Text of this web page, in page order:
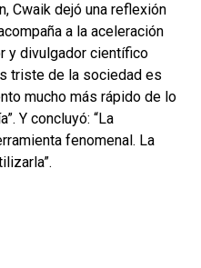
Cwaik dejó una reflexión
a la aceleración
y divulgador científico
triste de la sociedad es
mucho más rápido de lo
Y concluyó: “La
fenomenal. La